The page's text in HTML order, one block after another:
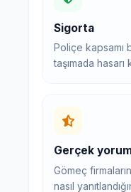
Sigorta
Poliçe kapsamı
taşımada hasarı
Gerçek
Gömeç
nasıl